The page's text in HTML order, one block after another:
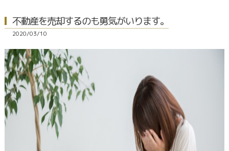
不動産を売却するのも勇気がいります。
2020/03/10